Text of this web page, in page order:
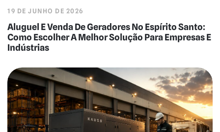
19 DE JUNHO DE 2026
Aluguel E Venda De Geradores No Espírito Santo:
Como Escolher A Melhor Solução Para Empresas E
Indústrias